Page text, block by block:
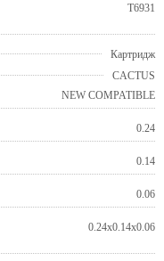
T6931
Картридж
CACTUS
NEW COMPATIBLE
0.24
0.14
0.06
0.24x0.14x0.06